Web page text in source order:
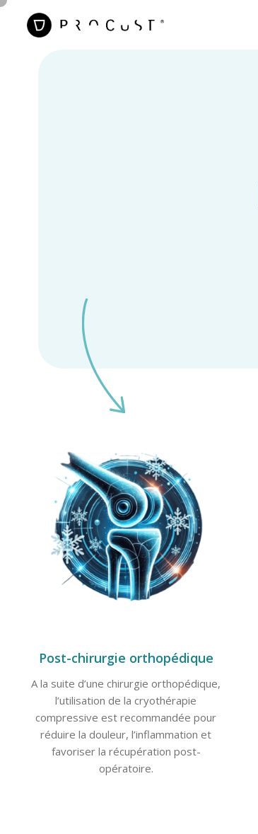
Post-chirurgie orthopédique
A la suite d’une chirurgie orthopédique,
l’utilisation de la cryothérapie
compressive est recommandée pour
réduire la douleur, l’inflammation et
favoriser la récupération post-
opératoire.